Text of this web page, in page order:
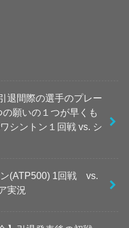
退間際の選手のプレー
の願いの１つが早くも
シントン１回戦 vs. シ
(ATP500) 1回戦 vs.
実況